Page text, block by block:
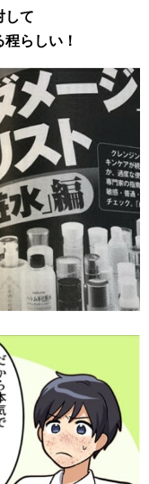
して
らしい！